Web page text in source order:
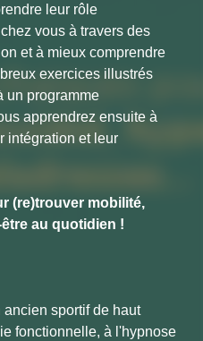
leur rôle
vous à travers des
et à mieux comprendre
exercices illustrés
un programme
apprendrez ensuite à
intégration et leur
(re)trouver mobilité,
au quotidien !
ancien sportif de haut
fonctionnelle, à l'hypnose